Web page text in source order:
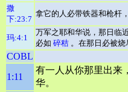
撒
下:23:7
拿它的人必带铁器和枪杆
玛:4:1
万军之耶和华说，那日临
必如 碎秸 。在那日必被烧
COBL
1:11
有一人从你那里出来
华。